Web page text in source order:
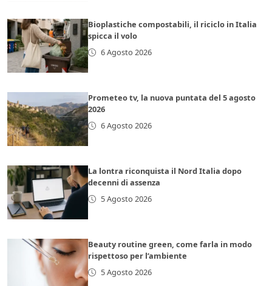
Bioplastiche compostabili, il riciclo in Italia
spicca il volo
6 Agosto 2026
Prometeo tv, la nuova puntata del 5 agosto
2026
6 Agosto 2026
La lontra riconquista il Nord Italia dopo
decenni di assenza
5 Agosto 2026
Beauty routine green, come farla in modo
rispettoso per l’ambiente
5 Agosto 2026